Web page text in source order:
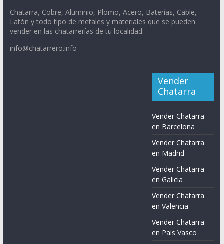
Chatarra, Cobre, Aluminio, Plomo, Acero, Baterías, Cable,
Latón y todo tipo de metales y materiales que se pueden
vender en las chatarrerías de tu localidad.
info@chatarrero.info
Vender
Chatarra
Vender Chatarra
en Barcelona
Vender Chatarra
en Madrid
Vender Chatarra
en Galicia
Vender Chatarra
en Valencia
Vender Chatarra
en Pais Vasco